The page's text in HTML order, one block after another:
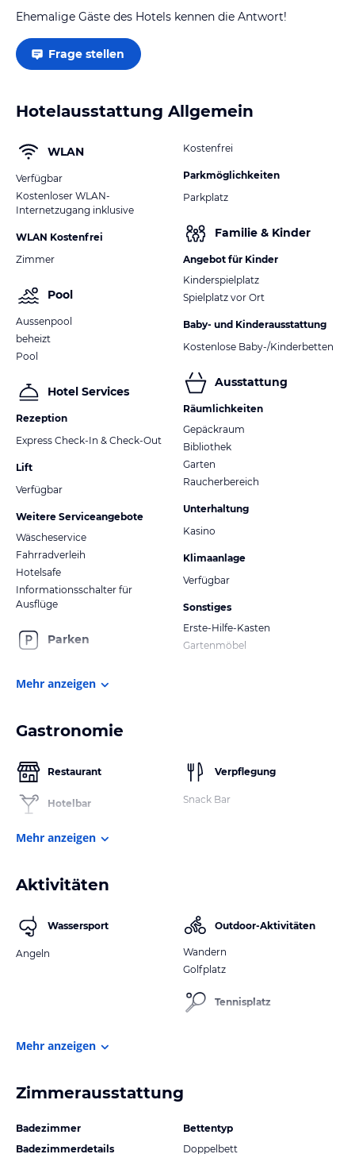
Ehemalige Gäste des Hotels kennen die Antwort!
Frage stellen
Hotelausstattung Allgemein
WLAN
Verfügbar
Kostenloser WLAN-
Internetzugang inklusive
WLAN Kostenfrei
Zimmer
Pool
Aussenpool
beheizt
Pool
Hotel Services
Rezeption
Express Check-In & Check-Out
Lift
Verfügbar
Weitere Serviceangebote
Wäscheservice
Fahrradverleih
Hotelsafe
Informationsschalter für
Ausflüge
Parken
Kostenfrei
Parkmöglichkeiten
Parkplatz
Familie & Kinder
Angebot für Kinder
Kinderspielplatz
Spielplatz vor Ort
Baby- und Kinderausstattung
Kostenlose Baby-/Kinderbetten
Ausstattung
Räumlichkeiten
Gepäckraum
Bibliothek
Garten
Raucherbereich
Unterhaltung
Kasino
Klimaanlage
Verfügbar
Sonstiges
Erste-Hilfe-Kasten
Gartenmöbel
Mehr anzeigen
Gastronomie
Restaurant
Hotelbar
Verpflegung
Snack Bar
Mehr anzeigen
Aktivitäten
Wassersport
Angeln
Outdoor-Aktivitäten
Wandern
Golfplatz
Tennisplatz
Mehr anzeigen
Zimmerausstattung
Badezimmer
Badezimmerdetails
Bettentyp
Doppelbett